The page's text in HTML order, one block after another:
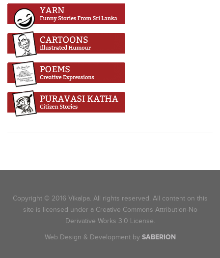
Copyright © 2016 Vikalpa. All rights reserved. All content on this
site is licensed under a Creative Commons Attribution-No
Derivative Works 3.0 License.
Web Design & Development by SABERION